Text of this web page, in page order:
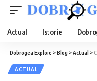
Actual Istorie
Dobrogea Explore >Blog >Actual >
ACTUAL